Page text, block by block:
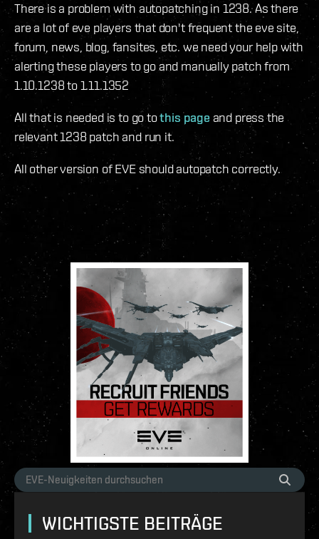
There is a problem with autopatching in 1238. As there
are a lot of eve players that don't frequent the eve site,
forum, news, blog, fansites, etc. we need your help with
alerting these players to go and manually patch from
1.10.1238 to 1.11.1352
All that is needed is to go tothis page and press the
relevant 1238 patch and run it.
All other version of EVE should autopatch correctly.
WICHTIGSTE BEITRÄGE